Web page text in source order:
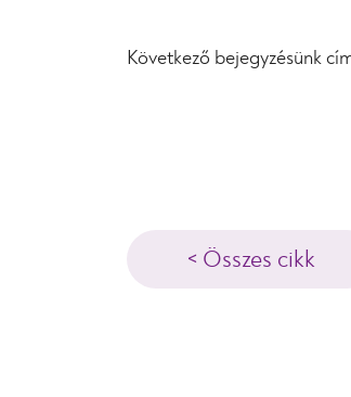
Következő bejegyzésünk
< Összes cikk